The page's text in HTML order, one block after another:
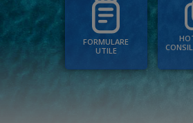
FORMULARE
UTILE